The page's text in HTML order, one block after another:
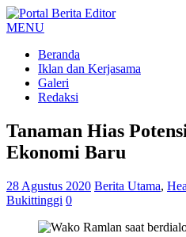
MENU
Beranda
Iklan dan Kerjasama
Galeri
Redaksi
Tanaman Hias
Ekonomi Baru
28 Agustus 2020 Berita Utama,
Bukittinggi 0